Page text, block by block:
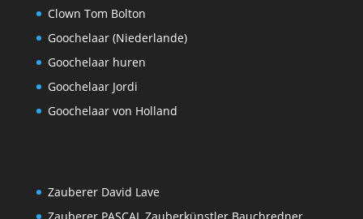
Clown Tom Bolton
Goochelaar (Niederlande)
Goochelaar huren
Goochelaar Jordi
Goochelaar von Holland
Zauberer David Lave
Zauberer PASCAL Zauberkünstler Bauchredner